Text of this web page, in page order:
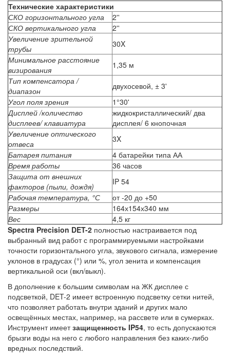
Технические характеристики
СКО горизонтального угла
2''
СКО вертикального угла
2''
Увеличение зрительной
трубы
30X
Минимальное расстояние
визирования
1,35 м
Тип компенсатора /
диапазон
двухосевой, ± 3'
Угол поля зрения
1°30'
Дисплей /количество
дисплеев/ клавиатура
жидкокристаллический/ два
дисплея/ 6 кнопочная
Увеличение оптического
отвеса
3X
Батарея питания
4 батарейки типа АА
Время работы
36 часов
Защита от внешних
факторов (пыли, дождя)
IP 54
Рабочая температура, °С
от -20 до +50
Размеры
164х154х340 мм
Вес
4,5 кг
Spectra Precision DET-2 полностью настраивается под
выбранный вид работ с программируемыми настройками
точности горизонтального угла, звукового сигнала, измерение
уклонов в градусах (°) или %, угол зенита и компенсация
вертикальной оси (вкл/выкл).
В дополнение к большим символам на ЖК дисплее с
подсветкой, DET-2 имеет встроенную подсветку сетки нитей,
что позволяет работать внутри зданий и других мало
освещённых местах, например, на рассвете или в сумерках.
Инструмент имеетзащищенность IP54, то есть допускаются
брызги воды на него с любого направления без каких-либо
вредных последствий.